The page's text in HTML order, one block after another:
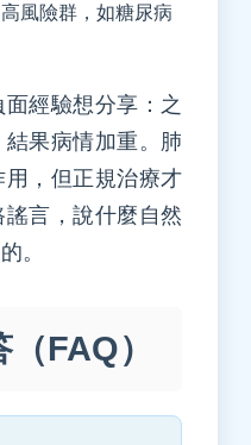
風險群，如糖尿病
經驗想分享：之
果病情加重。肺
，但正規治療才
言，說什麼自然
。
FAQ）